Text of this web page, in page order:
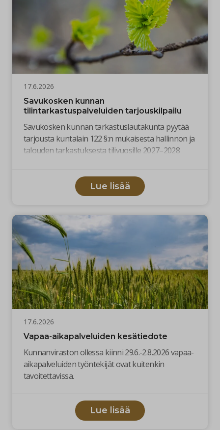
17.6.2026
Savukosken kunnan
tilintarkastuspalveluiden tarjouskilpailu
Savukosken kunnan tarkastuslautakunta pyytää
tarjousta kuntalain 122 §:n mukaisesta hallinnon ja
talouden tarkastuksesta tilivuosille 2027–2028
Lue lisää
17.6.2026
Vapaa-aikapalveluiden kesätiedote
Kunnanviraston ollessa kiinni 29.6.-2.8.2026 vapaa-
aikapalveluiden työntekijät ovat kuitenkin
tavoitettavissa.
Lue lisää